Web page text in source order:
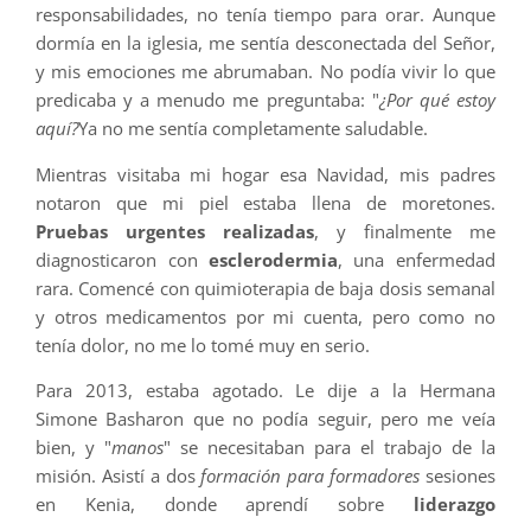
responsabilidades, no tenía tiempo para orar. Aunque
dormía en la iglesia, me sentía desconectada del Señor,
y mis emociones me abrumaban. No podía vivir lo que
predicaba y a menudo me preguntaba: "¿Por qué estoy
aquí?Ya no me sentía completamente saludable.
Mientras visitaba mi hogar esa Navidad, mis padres
notaron que mi piel estaba llena de moretones.
Pruebas urgentes realizadas, y finalmente me
diagnosticaron con esclerodermia, una enfermedad
rara. Comencé con quimioterapia de baja dosis semanal
y otros medicamentos por mi cuenta, pero como no
tenía dolor, no me lo tomé muy en serio.
Para 2013, estaba agotado. Le dije a la Hermana
Simone Basharon que no podía seguir, pero me veía
bien, y "manos" se necesitaban para el trabajo de la
misión. Asistí a dos formación para formadores sesiones
en Kenia, donde aprendí sobre liderazgo